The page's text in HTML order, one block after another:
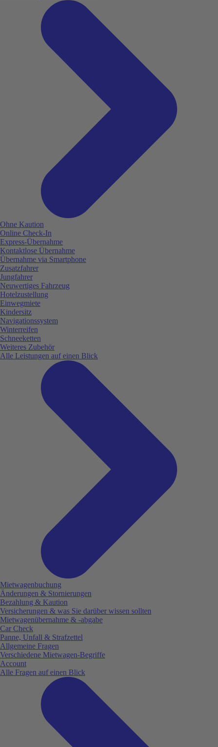
Ohne Kaution
Online Check-In
Express-Übernahme
Kontaktlose Übernahme
Übernahme via Smartphone
Zusatzfahrer
Jungfahrer
Neuwertiges Fahrzeug
Hotelzustellung
Einwegmiete
Kindersitz
Navigationssystem
Winterreifen
Schneeketten
Weiteres Zubehör
Alle Leistungen auf einen Blick
Mietwagenbuchung
Änderungen & Stornierungen
Bezahlung & Kaution
Versicherungen & was Sie darüber wissen sollten
Mietwagenübernahme & -abgabe
Car Check
Panne, Unfall & Strafzettel
Allgemeine Fragen
Verschiedene Mietwagen-Begriffe
Account
Alle Fragen auf einen Blick